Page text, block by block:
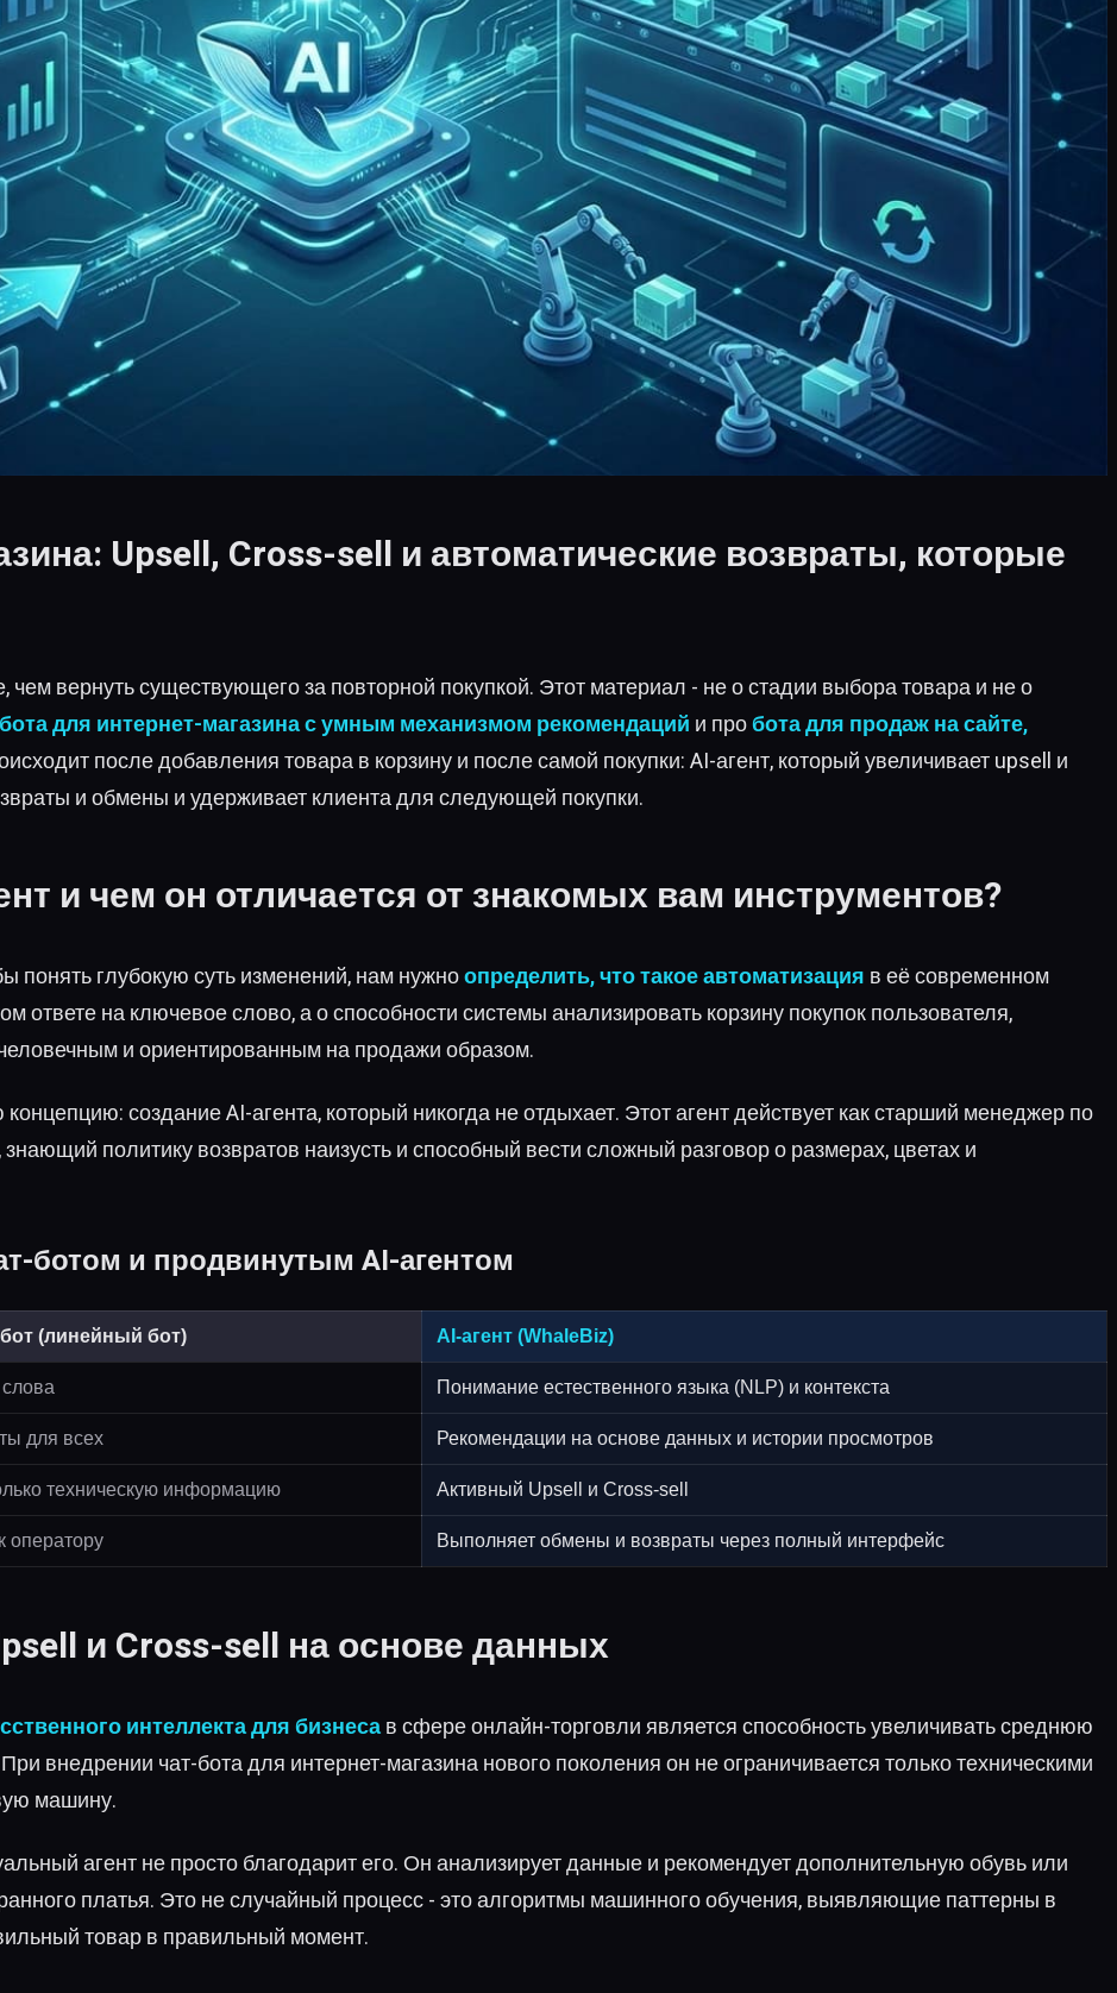
Upsell, Cross-sell и автоматические возвраты, которые
чем вернуть существующего за повторной покупкой. Этот материал - не о стадии выбора товара и не о
бота для интернет-магазина с умным механизмом рекомендаций и пробота для продаж на сайте,
после добавления товара в корзину и после самой покупки: AI-агент, который увеличивает upsell и
и обмены и удерживает клиента для следующей покупки.
и чем он отличается от знакомых вам инструментов?
глубокую суть изменений, нам нужноопределить, что такое автоматизация в её современном
ответе на ключевое слово, а о способности системы анализировать корзину покупок пользователя,
и ориентированным на продажи образом.
создание AI-агента, который никогда не отдыхает. Этот агент действует как старший менеджер по
политику возвратов наизусть и способный вести сложный разговор о размерах, цветах и
ботом и продвинутым AI-агентом
(линейный бот) AI-агент (WhaleBiz)
Понимание естественного языка (NLP) и контекста
для всех Рекомендации на основе данных и истории просмотров
техническую информацию Активный Upsell и Cross-sell
оператору Выполняет обмены и возвраты через полный интерфейс
и Cross-sell на основе данных
интеллекта для бизнесав сфере онлайн-торговли является способность увеличивать среднюю
внедрении чат-бота для интернет-магазина нового поколения он не ограничивается только техническими
машину.
агент не просто благодарит его. Он анализирует данные и рекомендует дополнительную обувь или
платья. Это не случайный процесс - это алгоритмы машинного обучения, выявляющие паттерны в
товар в правильный момент.